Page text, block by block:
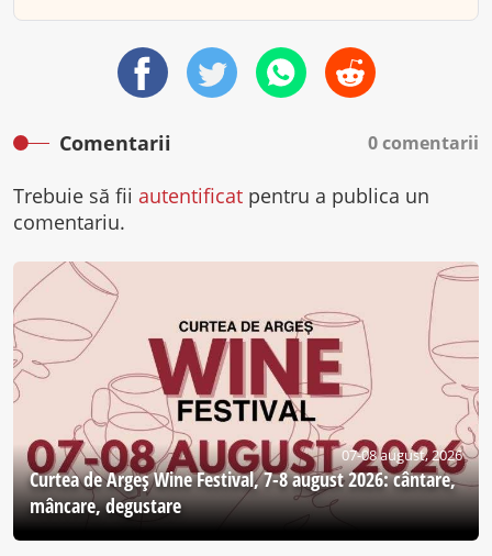
Comentarii 0 comentarii
Trebuie să fii autentificat pentru a publica un
comentariu.
07-08 august, 2026
Curtea de Argeş Wine Festival, 7-8 august 2026: cântare,
mâncare, degustare